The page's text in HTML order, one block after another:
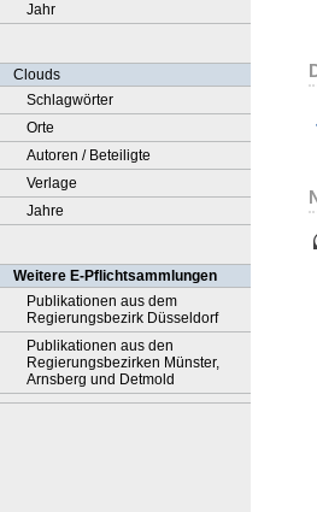
Jahr
Clouds
Schlagwörter
Orte
Autoren / Beteiligte
Verlage
Jahre
Weitere E-Pflichtsammlungen
Publikationen aus dem
Regierungsbezirk Düsseldorf
Publikationen aus den
Regierungsbezirken Münster,
Arnsberg und Detmold